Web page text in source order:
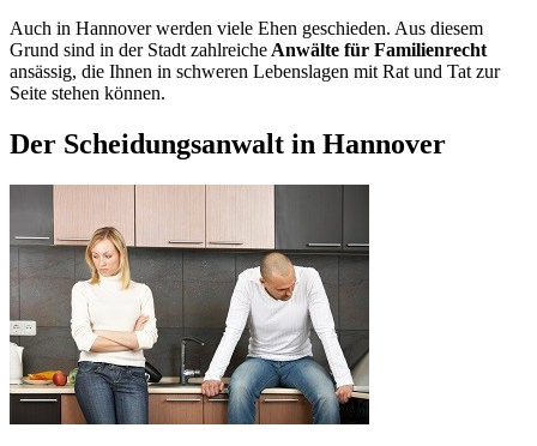
Auch in Hannover werden viele Ehen geschieden. Aus diesem
Grund sind in der Stadt zahlreiche Anwälte für Familienrecht
ansässig, die Ihnen in schweren Lebenslagen mit Rat und Tat zur
Seite stehen können.
Der Scheidungsanwalt in Hannover